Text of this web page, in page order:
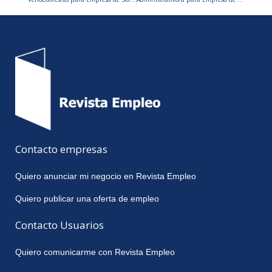
Contacto empresas
Quiero anunciar mi negocio en Revista Empleo
Quiero publicar una oferta de empleo
Contacto Usuarios
Quiero comunicarme con Revista Empleo